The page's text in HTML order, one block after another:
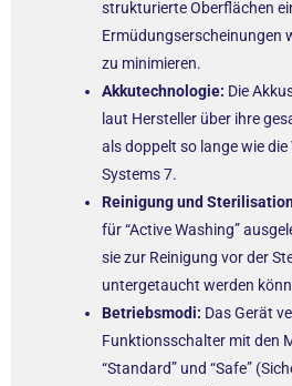
strukturierte Oberflächen
Ermüdungserscheinungen
zu minimieren.
Akkutechnologie: Die
laut Hersteller über ihre
als doppelt so lange wie
Systems 7.
Reinigung und
für “Active Washing”
sie zur Reinigung vor der
untergetaucht werden
Betriebsmodi: Das Gerät
Funktionsschalter mit den
“Standard” und “Safe”